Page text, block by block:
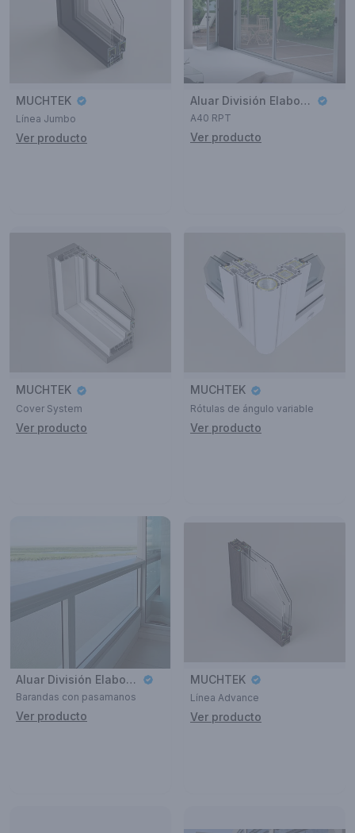
MUCHTEK
Línea Jumbo
Ver producto
Aluar División Elaborados
A40 RPT
Ver producto
MUCHTEK
Cover System
Ver producto
MUCHTEK
Rótulas de ángulo variable
Ver producto
Aluar División Elaborados
Barandas con pasamanos
Ver producto
MUCHTEK
Línea Advance
Ver producto